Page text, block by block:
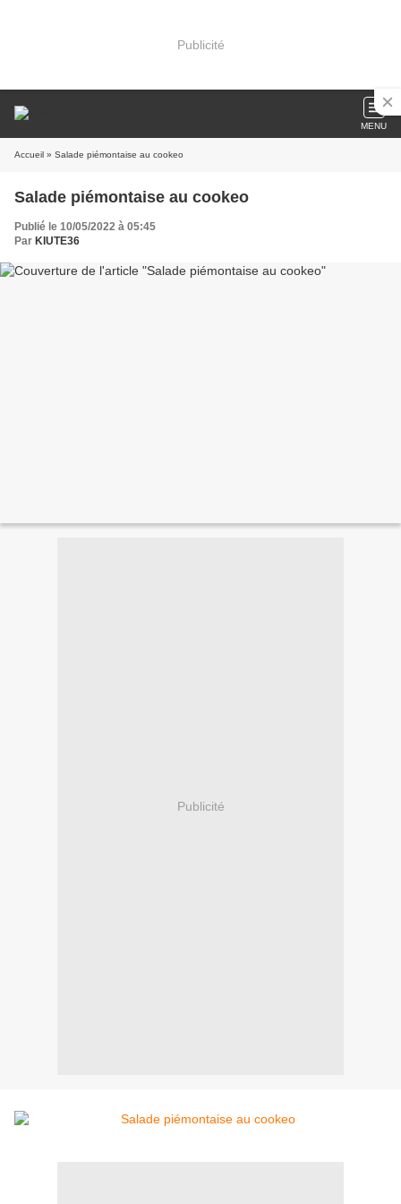
Publicité
MENU
Accueil » Salade piémontaise au cookeo
Salade piémontaise au cookeo
Publié le 10/05/2022 à 05:45
Par KIUTE36
Publicité